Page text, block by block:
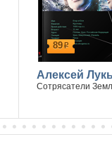
89р
Алексей
Сотрясатели